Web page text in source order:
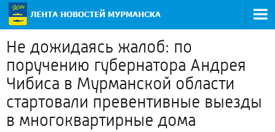
Не дожидаясь жалоб: по
поручению губернатора Андрея
Чибиса в Мурманской области
стартовали превентивные выезды
в многоквартирные дома